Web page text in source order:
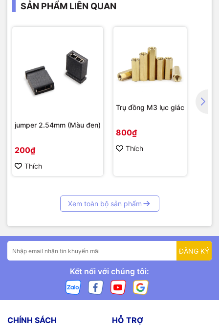
SẢN PHẨM LIÊN QUAN
jumper 2.54mm (Màu đen)
200₫
Thích
Trụ đồng M3 lục giác
800₫
Thích
Xem toàn bộ sản phẩm
ĐĂNG KÝ
Kết nối với chúng tôi:
CHÍNH SÁCH HỖ TRỢ